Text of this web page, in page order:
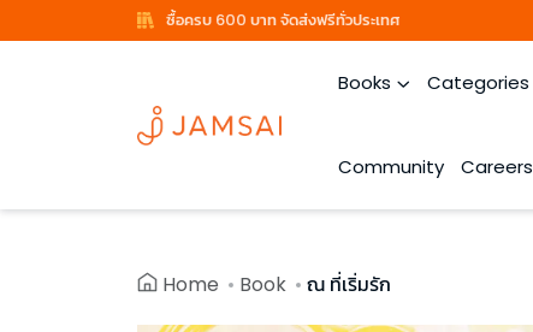
ซื้อครบ 600 บาท จัดส่งฟรีทั่วประเทศ
Books Categories
Community Careers
Home Book ณ ที่เริ่มรัก